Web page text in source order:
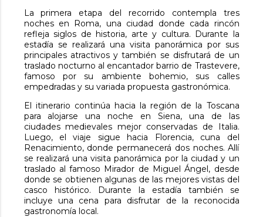
La primera etapa del recorrido contempla tres
noches en Roma, una ciudad donde cada rincón
refleja siglos de historia, arte y cultura. Durante la
estadía se realizará una visita panorámica por sus
principales atractivos y también se disfrutará de un
traslado nocturno al encantador barrio de Trastevere,
famoso por su ambiente bohemio, sus calles
empedradas y su variada propuesta gastronómica.
El itinerario continúa hacia la región de la Toscana
para alojarse una noche en Siena, una de las
ciudades medievales mejor conservadas de Italia.
Luego, el viaje sigue hacia Florencia, cuna del
Renacimiento, donde permanecerá dos noches. Allí
se realizará una visita panorámica por la ciudad y un
traslado al famoso Mirador de Miguel Ángel, desde
donde se obtienen algunas de las mejores vistas del
casco histórico. Durante la estadía también se
incluye una cena para disfrutar de la reconocida
gastronomía local.